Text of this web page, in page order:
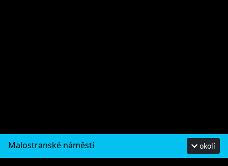
Malostranské náměstí okolí